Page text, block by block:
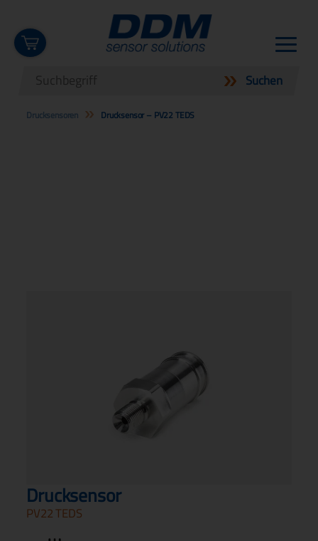
Drucksensoren Drucksensor – PV22 TEDS
Drucksensor
PV22 TEDS